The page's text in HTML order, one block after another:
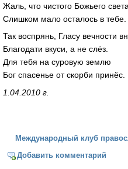
Жаль, что чистого Божьего света
Слишком мало осталось в тебе.
Так воспрянь, Гласу вечности
Благодати вкуси, а не слёз.
Для тебя на суровую землю
Бог спасенье от скорби принёс.
1.04.2010 г.
Международный клуб
Добавить комментарий